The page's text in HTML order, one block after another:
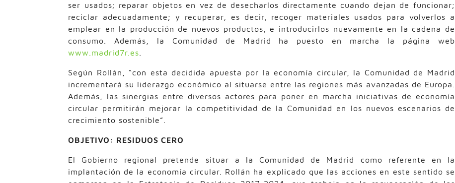
ser usados; reparar objetos en vez de desecharlos directamente cuando dejan de funcionar;
reciclar adecuadamente; y recuperar, es decir, recoger materiales usados para volverlos a
emplear en la producción de nuevos productos, e introducirlos nuevamente en la cadena de
consumo. Además, la Comunidad de Madrid ha puesto en marcha la página web
www.madrid7r.es
Según Rollán, “con esta decidida apuesta por la economía circular, la Comunidad de Madrid
incrementará su liderazgo económico al situarse entre las regiones más avanzadas de Europa.
Además, las sinergias entre diversos actores para poner en marcha iniciativas de economía
circular permitirán mejorar la competitividad de la Comunidad en los nuevos escenarios de
crecimiento sostenible”.
OBJETIVO: RESIDUOS CERO
El Gobierno regional pretende situar a la Comunidad de Madrid como referente en la
implantación de la economía circular. Rollán ha explicado que las acciones en este sentido se